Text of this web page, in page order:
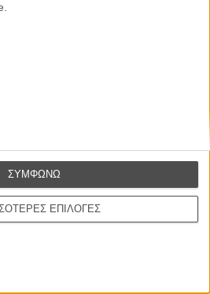
ΕΠΙΛΟΓΕΣ
ΣΥΜΦΩΝΩ